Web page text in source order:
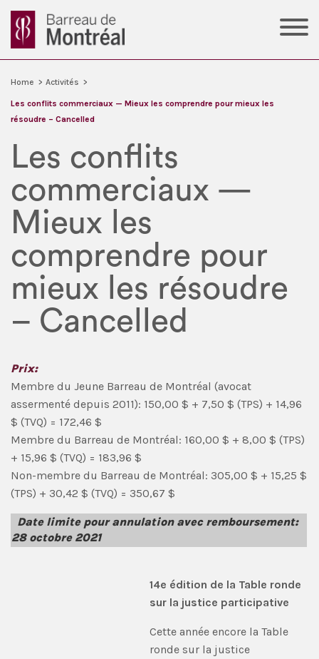
Home > Activités >
Les conflits commerciaux — Mieux les comprendre pour mieux les
résoudre – Cancelled
Les conflits
commerciaux —
Mieux les
comprendre pour
mieux les résoudre
– Cancelled
Prix:
Membre du Jeune Barreau de Montréal (avocat
assermenté depuis 2011): 150,00 $ + 7,50 $ (TPS) + 14,96
$ (TVQ) = 172,46 $
Membre du Barreau de Montréal: 160,00 $ + 8,00 $ (TPS)
+ 15,96 $ (TVQ) = 183,96 $
Non-membre du Barreau de Montréal: 305,00 $ + 15,25 $
(TPS) + 30,42 $ (TVQ) = 350,67 $
Date limite pour annulation avec remboursement:
28 octobre 2021
14e édition de la Table ronde
sur la justice participative
Cette année encore la Table
ronde sur la justice